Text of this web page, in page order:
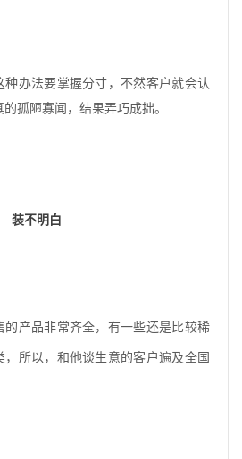
办法要掌握分寸，不然客户就会认
孤陋寡闻，结果弄巧成拙。
装不明白
的产品非常齐全，有一些还是比较稀
，所以，和他谈生意的客户遍及全国